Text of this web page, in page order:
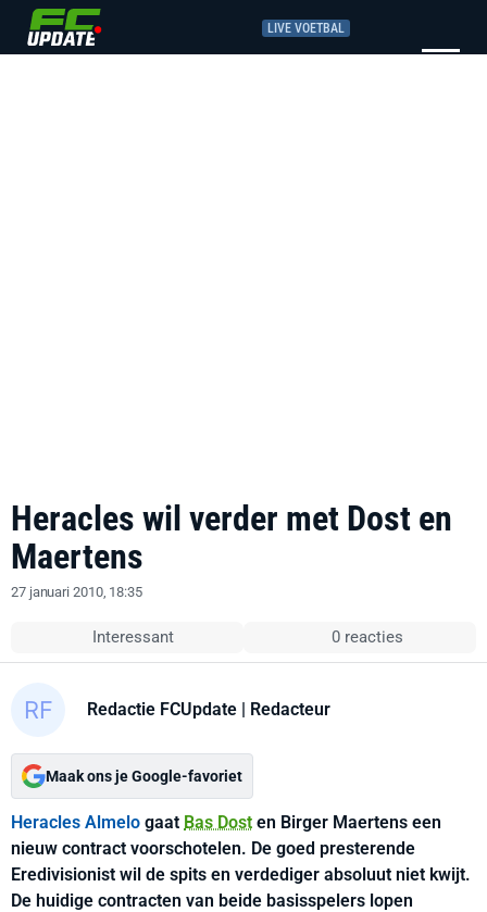
LIVE VOETBAL
Heracles wil verder met Dost en
Maertens
27 januari 2010, 18:35
Interessant 0 reacties
Redactie FCUpdate | Redacteur
Maak ons je Google-favoriet
Heracles Almelo gaat Bas Dost en Birger Maertens een
nieuw contract voorschotelen. De goed presterende
Eredivisionist wil de spits en verdediger absoluut niet kwijt.
De huidige contracten van beide basisspelers lopen